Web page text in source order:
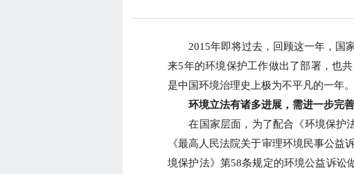
2015年即将过去，回顾这一年，国家
来5年的环境保护工作做出了部署，也
是中国环境治理史上极为不平凡的一年。
环境立法有诸多进展，需进一步完善
在国家层面，为了配合《环境保护
《最高人民法院关于审理环境民事公益
境保护法》第58条规定的环境公益诉讼